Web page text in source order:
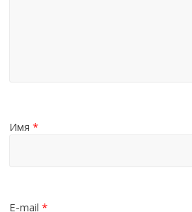
Имя*
E-mail*